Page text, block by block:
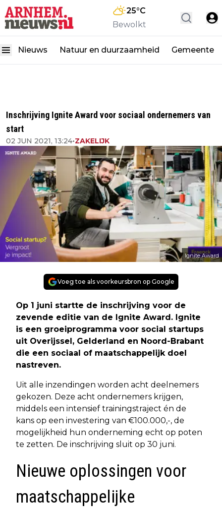
25°C
Bewolkt
Nieuws Natuur en duurzaamheid Gemeente
Inschrijving Ignite Award voor sociaal ondernemers van
start
02 JUN 2021, 13:24•ZAKELIJK
Ignite Award
Voeg toe als voorkeursbron op Google
Op 1 juni startte de inschrijving voor de
zevende editie van de Ignite Award. Ignite
is een groeiprogramma voor social startups
uit Overijssel, Gelderland en Noord-Brabant
die een sociaal of maatschappelijk doel
nastreven.
Uit alle inzendingen worden acht deelnemers
gekozen. Deze acht ondernemers krijgen,
middels een intensief trainingstraject én de
kans op een investering van €100.000,-, de
mogelijkheid hun onderneming echt op poten
te zetten. De inschrijving sluit op 30 juni.
Nieuwe oplossingen voor
maatschappelijke